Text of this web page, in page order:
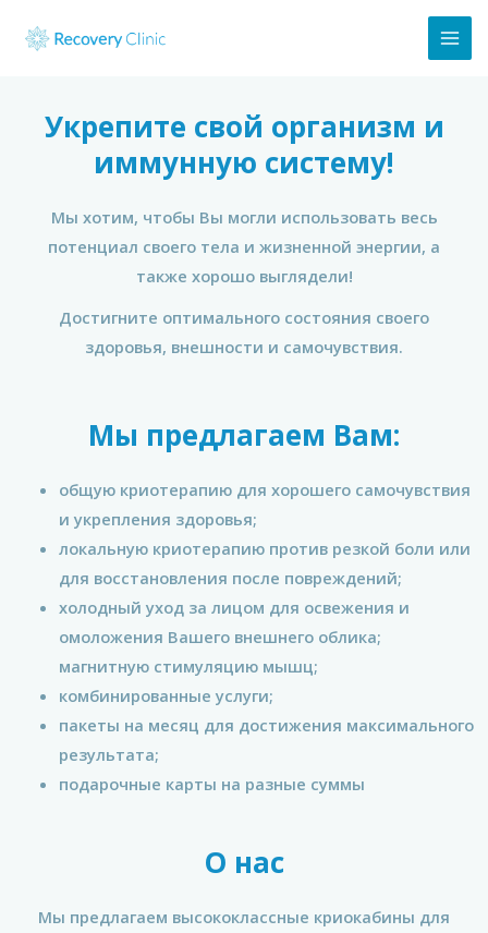
Укрепите свой организм и
иммунную систему!
Мы хотим, чтобы Вы могли использовать весь
потенциал своего тела и жизненной энергии, а
также хорошо выглядели!
Достигните оптимального состояния своего
здоровья, внешности и самочувствия.
Мы предлагаем Вам:
общую криотерапию для хорошего самочувствия
и укрепления здоровья;
локальную криотерапию против резкой боли или
для восстановления после повреждений;
холодный уход за лицом для освежения и
омоложения Вашего внешнего облика;
магнитную стимуляцию мышц;
комбинированные услуги;
пакеты на месяц для достижения максимального
результата;
подарочные карты на разные суммы
О нас
Мы предлагаем высококлассные криокабины для